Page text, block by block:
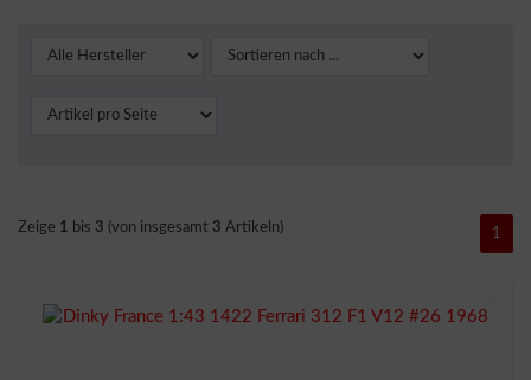
Zeige 1 bis 3 (von insgesamt 3 Artikeln) 1